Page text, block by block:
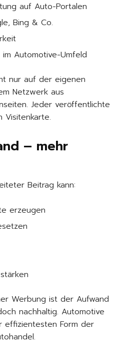
auf Auto-Portalen
Bing & Co.
Automotive-Umfeld
nur auf der eigenen
Netzwerk aus
Jeder veröffentlichte
Visitenkarte.
– mehr
Beitrag kann:
erzeugen
Werbung ist der Aufwand
nachhaltig. Automotive
effizientesten Form der